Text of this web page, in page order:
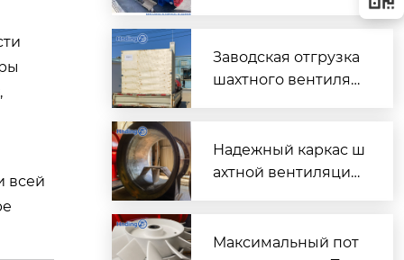
всей
вентилятора главно
го проветривания
Заводская отгрузка
шахтного вентилят
его объекта в Казах
стане
Надежный каркас ш
ахтной вентиляции:
DK
Максимальный пот